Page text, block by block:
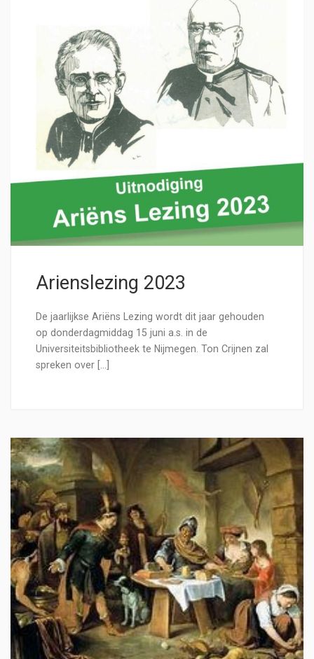
Arienslezing 2023
De jaarlijkse Ariëns Lezing wordt dit jaar gehouden
op donderdagmiddag 15 juni a.s. in de
Universiteitsbibliotheek te Nijmegen. Ton Crijnen zal
spreken over […]